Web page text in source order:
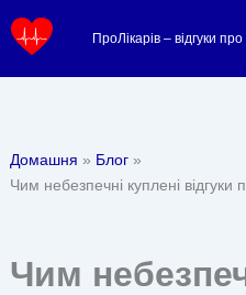
до
ПроЛікарів – відгуки
Домашня
Блог
Чим небезпечні куплені відгуки
Чим